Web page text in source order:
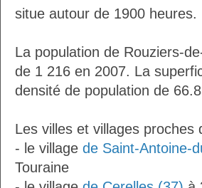
situe autour de 1900 heures.
La population de Rouziers-
de 1 216 en 2007. La
densité de population de
Les villes et villages proches
- le village de Saint-Antoine-
Touraine